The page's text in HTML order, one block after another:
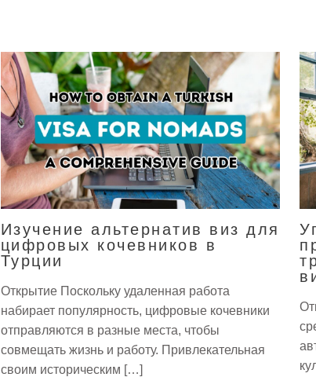
Изучение альтернатив виз для
цифровых кочевников в
Турции
Открытие Поскольку удаленная работа
набирает популярность, цифровые кочевники
отправляются в разные места, чтобы
совмещать жизнь и работу. Привлекательная
своим историческим […]